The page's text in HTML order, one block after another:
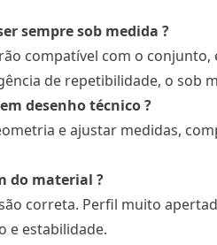
sempre sob medida ?
compatível com o conjunto,
de repetibilidade, o sob
desenho técnico ?
e ajustar medidas,
do material ?
correta. Perfil muito
e estabilidade.